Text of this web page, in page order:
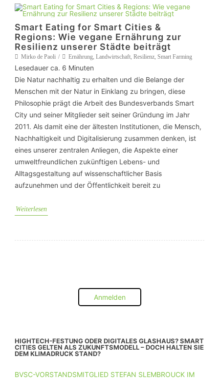
Smart Eating for Smart Cities &
Regions: Wie vegane Ernährung zur
Resilienz unserer Städte beiträgt
Mirko de Paoli Ernährung, Landwirtschaft, Resilienz, Smart Farming
Lesedauer ca. 6 Minuten
Die Natur nachhaltig zu erhalten und die Belange der
Menschen mit der Natur in Einklang zu bringen, diese
Philosophie prägt die Arbeit des Bundesverbands Smart
City und seiner Mitglieder seit seiner Gründung im Jahr
2011. Als damit eine der ältesten Institutionen, die Mensch,
Nachhaltigkeit und Digitalisierung zusammen denken, ist
eines unserer zentralen Anliegen, die Aspekte einer
umweltfreundlichen zukünftigen Lebens- und
Alltagsgestaltung auf wissenschaftlicher Basis
aufzunehmen und der Öffentlichkeit bereit zu
Weiterlesen
Anmelden
HIGHTECH-FESTUNG ODER DIGITALES GLASHAUS? SMART
CITIES GELTEN ALS ZUKUNFTSMODELL – DOCH HALTEN SIE
DEM KLIMADRUCK STAND?
BVSC-VORSTANDSMITGLIED STEFAN SLEMBROUCK IM